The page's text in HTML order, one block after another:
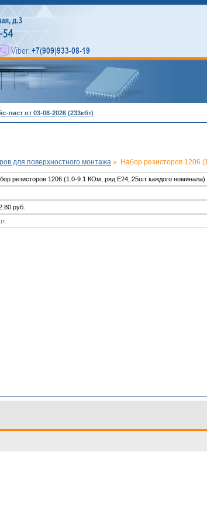
лист от 03-08-2026 (233кбт)
для поверхностного монтажа » Набор резисторов 1206
резисторов 1206 (1.0-9.1 КОм, ряд E24, 25шт каждого номинала)
руб.